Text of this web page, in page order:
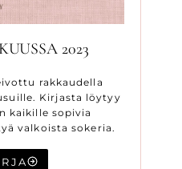
2023
rakkaudella
Kirjasta löytyy
kaikille sopivia
valkoista sokeria.